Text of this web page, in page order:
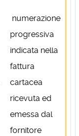
numerazione
progressiva
indicata nella
fattura
cartacea
ricevuta ed
emessa dal
fornitore